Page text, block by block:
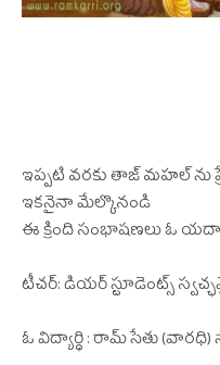
ఇప్పటి వరకు తాజ్ మహల్ ను
ఇకనైనా మేల్కొనండి
ఈ క్రింది సంభాషణలు ఓ
టీచర్: డియర్ స్టూడెంట్స్
ఓ విద్యార్ధి : రామ్ సేతు (వారధి)